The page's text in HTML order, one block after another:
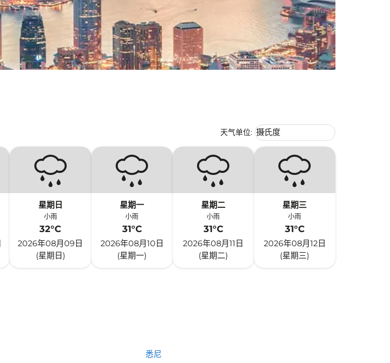
天气单位: Weather unit option 摄氏度
摄氏度
keyboard_arrow_down
星期日
小雨
32°C
2026年08月09日
(星期日)
星期一
小雨
31°C
2026年08月10日
(星期一)
星期二
小雨
31°C
2026年08月11日
(星期二)
星期三
小雨
31°C
2026年08月12日
(星期三)
悉尼